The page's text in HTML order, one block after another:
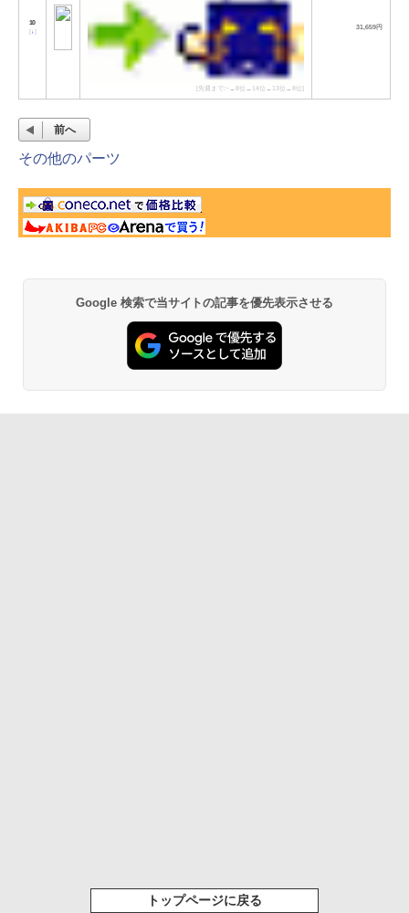
10
[↓]
[先週まで:−→8位→14位→13位→8位]
31,659円
前へ
その他のパーツ
Google 検索で当サイトの記事を優先表示させる
トップページに戻る